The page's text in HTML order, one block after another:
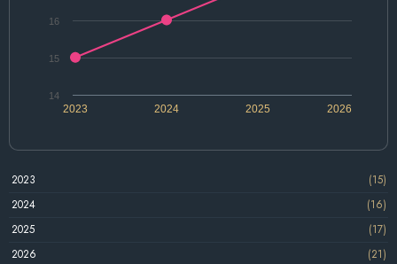
2024 2026
2023 2025
14
15
16
2023
(15)
2024
(16)
2025
(17)
2026
(21)